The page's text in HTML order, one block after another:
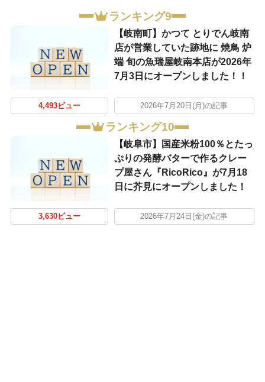
ランキング9
【岐南町】かつて とりでん岐南
店が営業していた跡地に 焼鳥 炉
端 旬の魚瑞屋岐南本店が2026年
7月3日にオープンしました！！
4,493ビュー 2026年7月20日(月)の記事
ランキング10
【岐阜市】国産米粉100％とたっ
ぷりの発酵バターで作るクレー
プ屋さん『RicoRico』が7月18
日に芥見にオープンしました！
3,630ビュー 2026年7月24日(金)の記事